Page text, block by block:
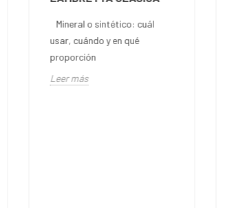
Mineral o sintético: cuál
usar, cuándo y en qué
proporción
Leer más